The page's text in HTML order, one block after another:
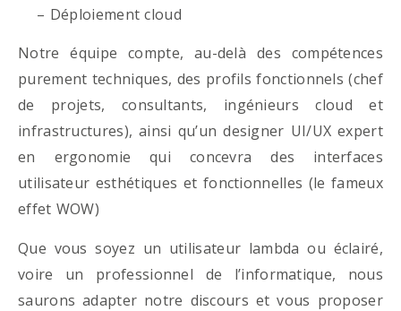
– Déploiement cloud
Notre équipe compte, au-delà des compétences
purement techniques, des profils fonctionnels (chef
de projets, consultants, ingénieurs cloud et
infrastructures), ainsi qu’un designer UI/UX expert
en ergonomie qui concevra des interfaces
utilisateur esthétiques et fonctionnelles (le fameux
effet WOW)
Que vous soyez un utilisateur lambda ou éclairé,
voire un professionnel de l’informatique, nous
saurons adapter notre discours et vous proposer